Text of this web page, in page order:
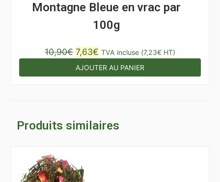
Montagne Bleue en vrac par
100g
10,90€ Le
prix
initial
7,63€ Le
prix
actuel
TVA incluse (7,23€ HT)
AJOUTER AU PANIER
Produits similaires